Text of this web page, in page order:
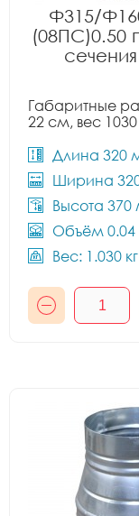
Ф315/
(08ПС)0.50
Габаритные
22 см, вес 1030
Длина 320
Ширина
Высота
Объём 0.04
Вес: 1.030